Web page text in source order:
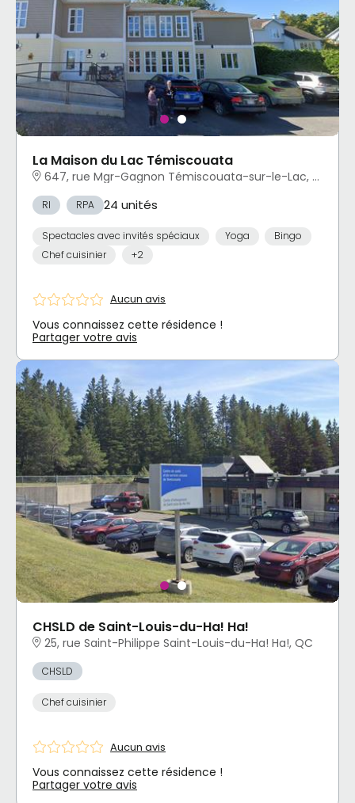
La Maison du Lac Témiscouata
647, rue Mgr-Gagnon Témiscouata-sur-le-Lac, QC
RI RPA 24 unités
Spectacles avec invités spéciaux Yoga
Bingo
Chef cuisinier
+2
Aucun avis
Vous connaissez cette résidence !
Partager votre avis
CHSLD de Saint-Louis-du-Ha! Ha!
25, rue Saint-Philippe Saint-Louis-du-Ha! Ha!, QC
CHSLD
Chef cuisinier
Aucun avis
Vous connaissez cette résidence !
Partager votre avis